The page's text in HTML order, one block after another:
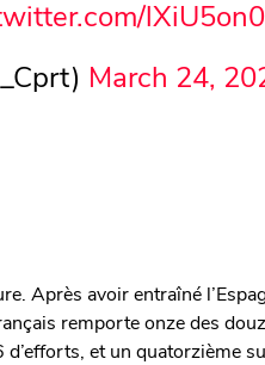
March 24,
Après avoir entraîné
remporte onze des
et un quatorzième